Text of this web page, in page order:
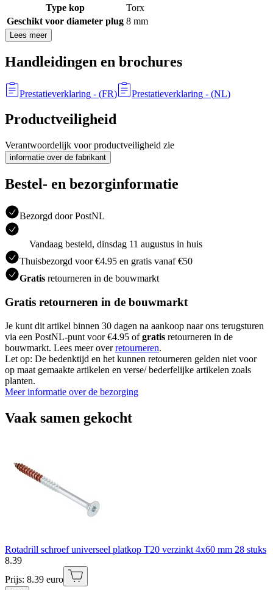
Type kop
Torx
Geschikt voor diameter plug 8 mm
Lees meer
Handleidingen en brochures
Prestatieverklaring - (FR) Prestatieverklaring - (NL)
Productveiligheid
Verantwoordelijk voor productveiligheid zie
informatie over de fabrikant
Bestel- en bezorginformatie
Bezorgd door PostNL
Vandaag besteld, dinsdag 11 augustus in huis
Thuisbezorgd voor €4.95 en gratis vanaf €50
Gratis retourneren in de bouwmarkt
Gratis retourneren in de bouwmarkt
Je kunt dit artikel binnen 30 dagen na aankoop naar ons terugsturen
via een PostNL-punt voor €4.95 ofgratis retourneren in de
bouwmarkt. Lees meer overretourneren.
Let op: De bedenktijd en het kunnen retourneren gelden niet voor
op maat gemaakte artikelen en verse/ bederfelijke artikelen zoals
planten.
Meer informatie over de bezorging
Vaak samen gekocht
Rotadrill schroef universeel platkop T20 verzinkt 4x60 mm 28 stuks
8.39
Prijs: 8.39 euro